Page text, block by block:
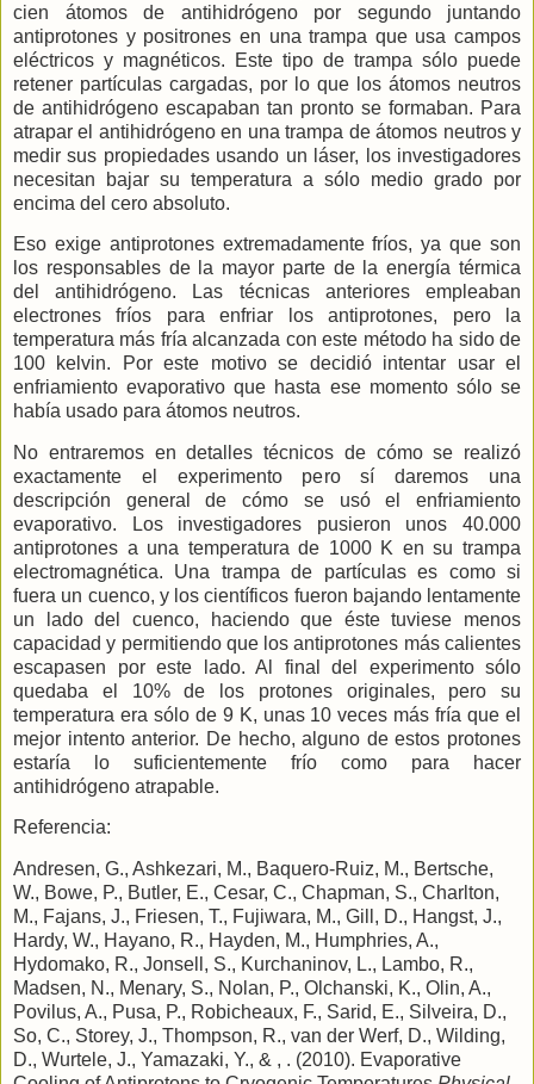
cien átomos de antihidrógeno por segundo juntando
antiprotones y positrones en una trampa que usa campos
eléctricos y magnéticos. Este tipo de trampa sólo puede
retener partículas cargadas, por lo que los átomos neutros
de antihidrógeno escapaban tan pronto se formaban. Para
atrapar el antihidrógeno en una trampa de átomos neutros y
medir sus propiedades usando un láser, los investigadores
necesitan bajar su temperatura a sólo medio grado por
encima del cero absoluto.
Eso exige antiprotones extremadamente fríos, ya que son
los responsables de la mayor parte de la energía térmica
del antihidrógeno. Las técnicas anteriores empleaban
electrones fríos para enfriar los antiprotones, pero la
temperatura más fría alcanzada con este método ha sido de
100 kelvin. Por este motivo se decidió intentar usar el
enfriamiento evaporativo que hasta ese momento sólo se
había usado para átomos neutros.
No entraremos en detalles técnicos de cómo se realizó
exactamente el experimento pero sí daremos una
descripción general de cómo se usó el enfriamiento
evaporativo. Los investigadores pusieron unos 40.000
antiprotones a una temperatura de 1000 K en su trampa
electromagnética. Una trampa de partículas es como si
fuera un cuenco, y los científicos fueron bajando lentamente
un lado del cuenco, haciendo que éste tuviese menos
capacidad y permitiendo que los antiprotones más calientes
escapasen por este lado. Al final del experimento sólo
quedaba el 10% de los protones originales, pero su
temperatura era sólo de 9 K, unas 10 veces más fría que el
mejor intento anterior. De hecho, alguno de estos protones
estaría lo suficientemente frío como para hacer
antihidrógeno atrapable.
Referencia:
Andresen, G., Ashkezari, M., Baquero-Ruiz, M., Bertsche,
W., Bowe, P., Butler, E., Cesar, C., Chapman, S., Charlton,
M., Fajans, J., Friesen, T., Fujiwara, M., Gill, D., Hangst, J.,
Hardy, W., Hayano, R., Hayden, M., Humphries, A.,
Hydomako, R., Jonsell, S., Kurchaninov, L., Lambo, R.,
Madsen, N., Menary, S., Nolan, P., Olchanski, K., Olin, A.,
Povilus, A., Pusa, P., Robicheaux, F., Sarid, E., Silveira, D.,
So, C., Storey, J., Thompson, R., van der Werf, D., Wilding,
D., Wurtele, J., Yamazaki, Y., & , . (2010). Evaporative